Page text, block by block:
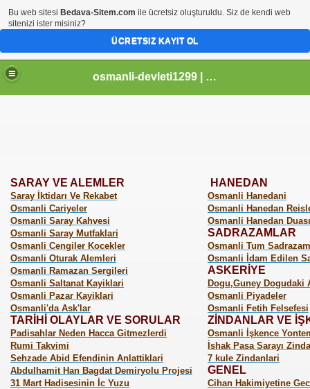
osmanli-devleti1299 | Osmanli Devleti | osmanli padisahlari | osmanli vezirleri | Osmanli Ansiklopedi Bilgileri
SARAY VE ALEMLER HANEDAN
Saray İktidarı Ve Rekabet
Osmanli Hanedani
Osmanli Cariyeler
Osmanli Hanedan
Osmanli Saray Kahvesi
Osmanli Hanedan Duası
Osmanli Saray Mutfaklari
SADRAZAMLAR
Osmanli Cengiler Kocekler
Osmanli Tum
Osmanli Oturak Alemleri
Osmanli İdam Edilen
Osmanli Ramazan Sergileri
ASKERİYE
Osmanli Saltanat Kayiklari
Dogu,Guney Dogudaki
Osmanli Pazar Kayiklari
Osmanli Piyadeler
Osmanli'da Ask'lar
Osmanli Fetih Felsefesi
TARİHİ OLAYLAR VE SORULAR ZİNDANLAR VE
Padisahlar Neden Hacca Gitmezlerdi
Osmanli İşkence
Rumi Takvimi
İshak Pasa Sarayı
Sehzade Abid Efendinin Anlattiklari
7 kule Zindanlari
Abdulhamit Han Bagdat Demiryolu Projesi
GENEL
31 Mart Hadisesinin İc Yuzu
Cihan Hakimiyetine
Bu web sitesi Bedava-Sitem.com ile ücretsiz oluşturuldu. Siz de kendi web
sitenizi ister misiniz?
ÜCRETSIZ KAYIT OL